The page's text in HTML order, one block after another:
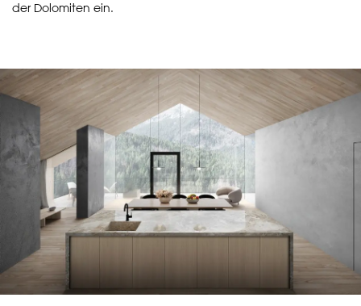
der Dolomiten ein.